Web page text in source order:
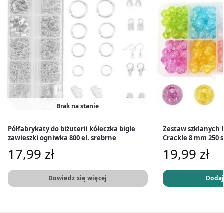
Brak na stanie
Półfabrykaty do biżuterii kółeczka bigle
zawieszki ogniwka 800 el. srebrne
17,99 zł
Dowiedz się więcej
Zestaw
Crackle 8 mm 250
19,99 zł